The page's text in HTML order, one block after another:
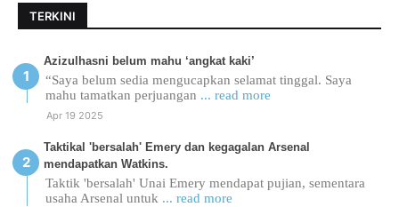
TERKINI
Azizulhasni belum mahu ‘angkat kaki’
“Saya belum sedia mengucapkan selamat tinggal. Saya
mahu tamatkan perjuangan ... read more
Apr 19 2025
Taktikal 'bersalah' Emery dan kegagalan Arsenal
mendapatkan Watkins.
Taktik 'bersalah' Unai Emery mendapat pujian, sementara
usaha Arsenal untuk ... read more